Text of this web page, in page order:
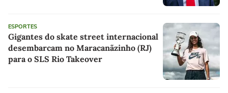
ESPORTES
Gigantes do skate street internacional
desembarcam no Maracanãzinho (RJ)
para o SLS Rio Takeover